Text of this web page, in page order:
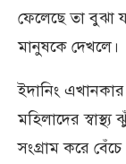
ফেলেছে তা
মানুষকে দেখলে।
ইদানিং এখানকার
মহিলাদের
সংগ্রাম করে